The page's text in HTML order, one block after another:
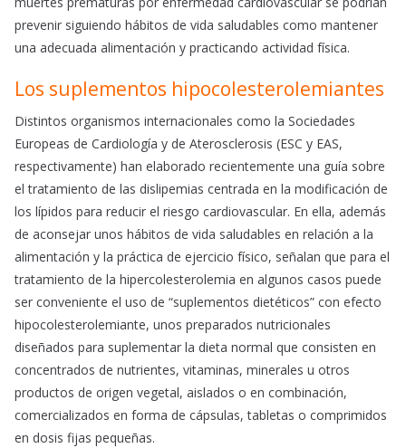
prevenir siguiendo hábitos de vida saludables como mantener
una adecuada alimentación y practicando actividad física.
Los suplementos hipocolesterolemiantes
Distintos organismos internacionales como la Sociedades
Europeas de Cardiología y de Aterosclerosis (ESC y EAS,
respectivamente) han elaborado recientemente una guía sobre
el tratamiento de las dislipemias centrada en la modificación de
los lípidos para reducir el riesgo cardiovascular. En ella, además
de aconsejar unos hábitos de vida saludables en relación a la
alimentación y la práctica de ejercicio físico, señalan que para el
tratamiento de la hipercolesterolemia en algunos casos puede
ser conveniente el uso de “suplementos dietéticos” con efecto
hipocolesterolemiante, unos preparados nutricionales
diseñados para suplementar la dieta normal que consisten en
concentrados de nutrientes, vitaminas, minerales u otros
productos de origen vegetal, aislados o en combinación,
comercializados en forma de cápsulas, tabletas o comprimidos
en dosis fijas pequeñas.